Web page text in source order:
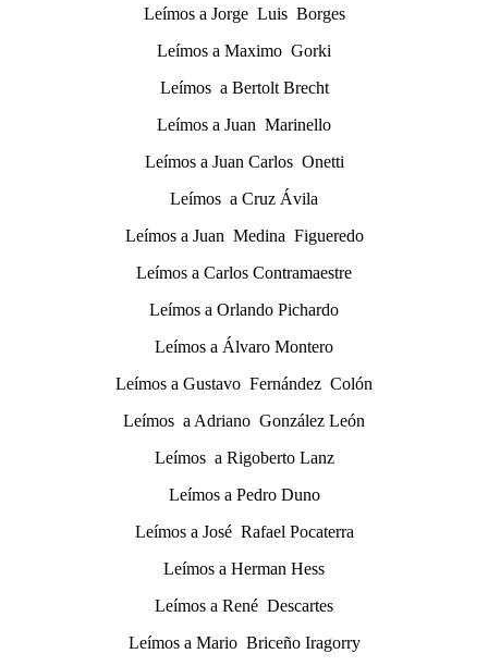
Leímos a Jorge Luis Borges
Leímos a Maximo Gorki
Leímos a Bertolt Brecht
Leímos a Juan Marinello
Leímos a Juan Carlos Onetti
Leímos a Cruz Ávila
Leímos a Juan Medina Figueredo
Leímos a Carlos Contramaestre
Leímos a Orlando Pichardo
Leímos a Álvaro Montero
Leímos a Gustavo Fernández Colón
Leímos a Adriano González León
Leímos a Rigoberto Lanz
Leímos a Pedro Duno
Leímos a José Rafael Pocaterra
Leímos a Herman Hess
Leímos a René Descartes
Leímos a Mario Briceño Iragorry